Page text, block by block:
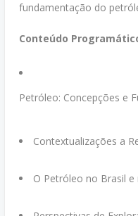
fundamentação do
Conteúdo
Petróleo: Concepções e
Contextualizações a
O Petróleo no Brasil e